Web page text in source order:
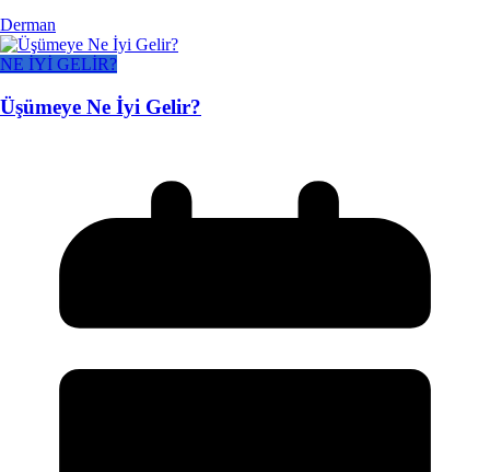
Derman
NE İYİ GELİR?
Üşümeye Ne İyi Gelir?